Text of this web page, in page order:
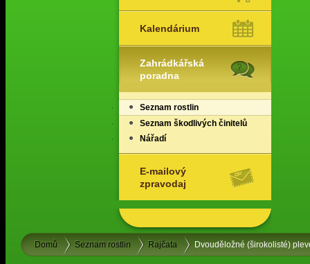
Kalendárium
Zahrádkářská
poradna
Seznam rostlin
Seznam škodlivých činitelů
Nářadí
E-mailový
zpravodaj
Domů Seznam rostlin Rajčata Dvouděložné (širokolisté)